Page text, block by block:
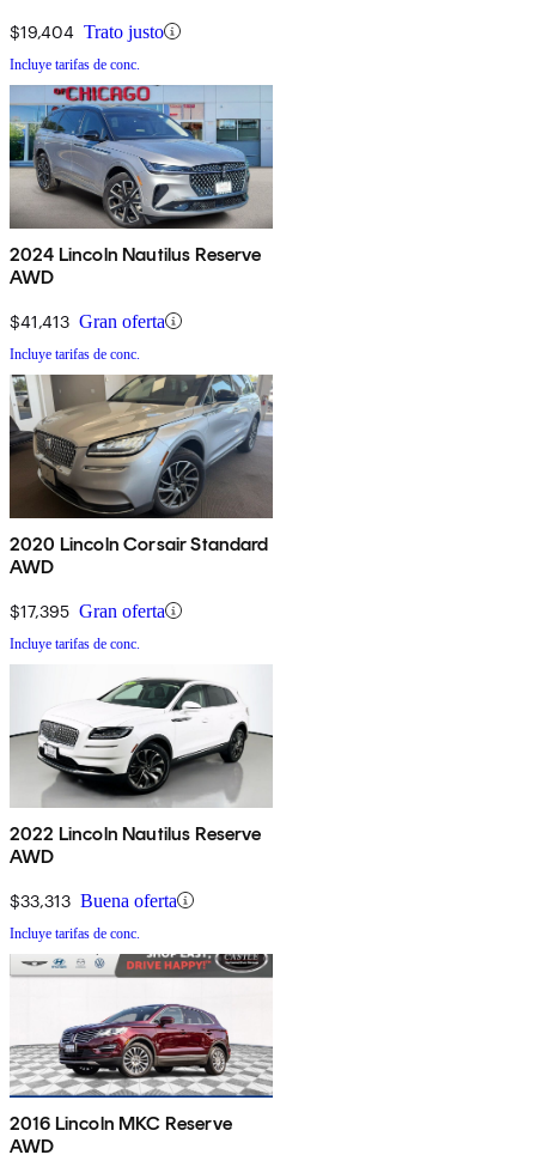
$19,404 Trato justo
Incluye tarifas de conc.
2024 Lincoln Nautilus Reserve
AWD
$41,413 Gran oferta
Incluye tarifas de conc.
2020 Lincoln Corsair Standard
AWD
$17,395 Gran oferta
Incluye tarifas de conc.
2022 Lincoln Nautilus Reserve
AWD
$33,313 Buena oferta
Incluye tarifas de conc.
2016 Lincoln MKC Reserve
AWD